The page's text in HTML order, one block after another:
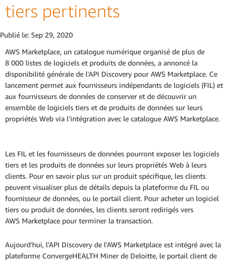
tiers pertinents
Publié le: Sep 29, 2020
AWS Marketplace, un catalogue numérique organisé de plus de
8 000 listes de logiciels et produits de données, a annoncé la
disponibilité générale de l'API Discovery pour AWS Marketplace. Ce
lancement permet aux fournisseurs indépendants de logiciels (FIL) et
aux fournisseurs de données de conserver et de découvrir un
ensemble de logiciels tiers et de produits de données sur leurs
propriétés Web via l'intégration avec le catalogue AWS Marketplace.
Les FIL et les fournisseurs de données pourront exposer les logiciels
tiers et les produits de données sur leurs propriétés Web à leurs
clients. Pour en savoir plus sur un produit spécifique, les clients
peuvent visualiser plus de détails depuis la plateforme du FIL ou
fournisseur de données, ou le portail client. Pour acheter un logiciel
tiers ou produit de données, les clients seront redirigés vers
AWS Marketplace pour terminer la transaction.
Aujourd'hui, l'API Discovery de l'AWS Marketplace est intégré avec la
plateforme ConvergeHEALTH Miner de Deloitte, le portail client de